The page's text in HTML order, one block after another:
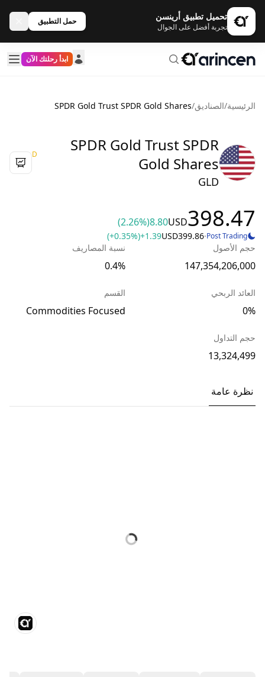
تحميل تطبيق أرينسن
تجربة أفضل على الجوال
حمل التطبيق
ابدأ رحلتك الآن
الرئيسية/الصناديق/
SPDR Gold Trust SPDR Gold Shares
SPDR Gold Trust SPDR
Gold Shares
D
GLD
398.47
USD
8.80
(2.26%)
Post Trading
·
399.86
USD
+1.39
(+0.35%)
حجم الأصول
147,354,206,000
نسبة المصاريف
0.4%
العائد الربحي
0%
القسم
Commodities Focused
حجم التداول
13,324,499
نظرة عامة